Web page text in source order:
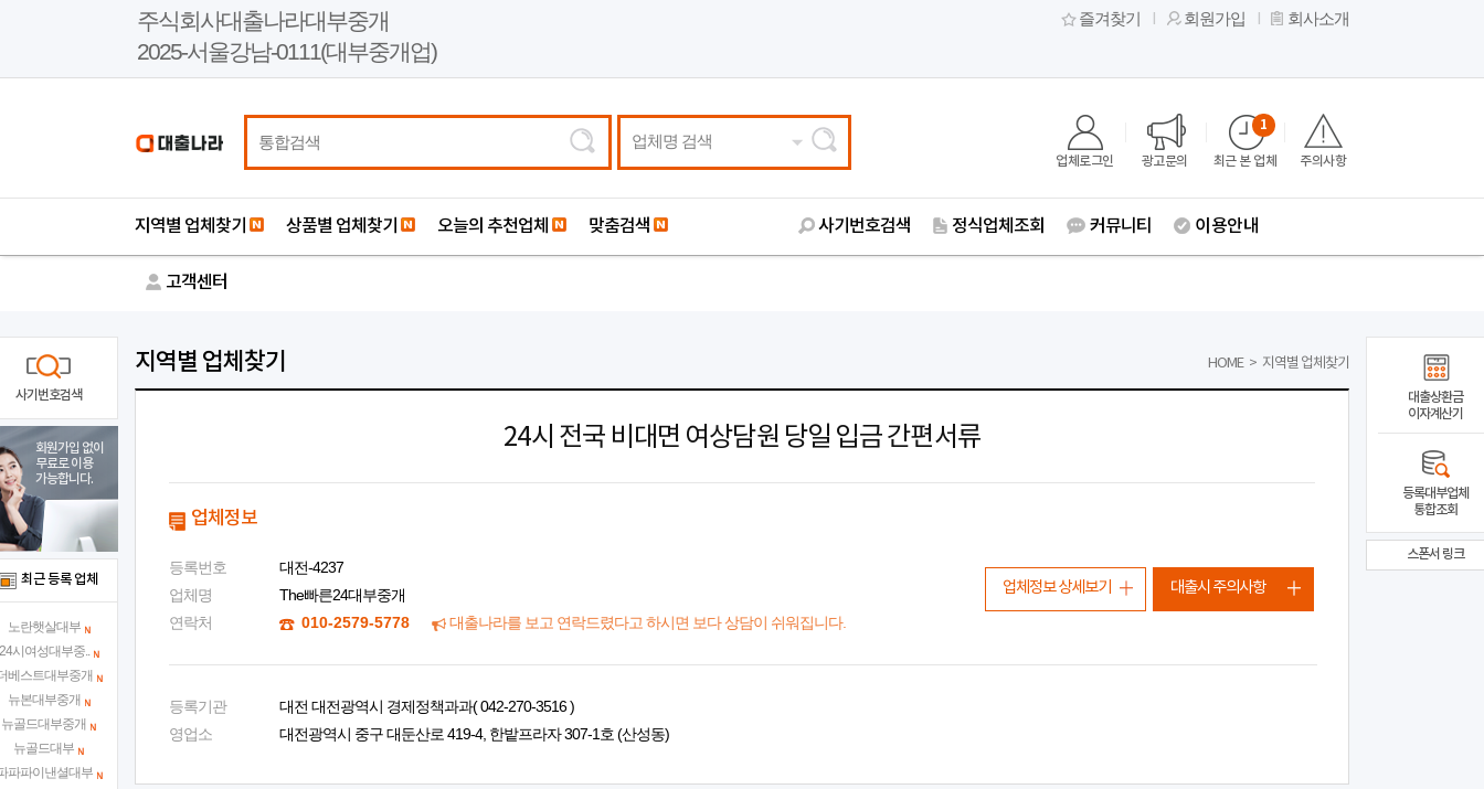
주식회사대출나라대부중개
2025-서울강남-0111(대부중개업)
즐겨찾기 회원가입 회사소개
업체명 검색
업체로그인 광고문의 최근 본 업체
1
주의사항
지역별 업체찾기 상품별 업체찾기 오늘의 추천업체 맞춤검색 사기번호검색 정식업체조회 커뮤니티 이용안내
고객센터
지역별 업체찾기 HOME > 지역별 업체찾기
24시 전국 비대면 여상담원 당일 입금 간편서류
업체정보
등록번호
대전-4237
업체명
The빠른24대부중개
연락처
010-2579-5778 대출나라를 보고 연락드렸다고 하시면 보다 상담이 쉬워집니다.
등록기관
대전 대전광역시 경제정책과과( 042-270-3516 )
영업소
대전광역시 중구 대둔산로 419-4, 한밭프라자 307-1호 (산성동)
업체정보 상세보기 대출시 주의사항
사기번호검색
회원가입 없이
무료로 이용
가능합니다.
최근 등록 업체
노란햇살대부
시여성대부중..
베스트대부중개
뉴본대부중개
뉴골드대부중개
뉴골드대부
파파이낸셜대부
대출상환금
이자계산기
등록대부업체
통합조회
스폰서 링크